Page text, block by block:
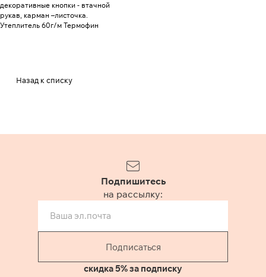
декоративные кнопки - втачной
рукав, карман –листочка.
Утеплитель 60г/м Термофин
Назад к списку
Подпишитесь
на рассылку:
Подписаться
скидка 5% за подписку